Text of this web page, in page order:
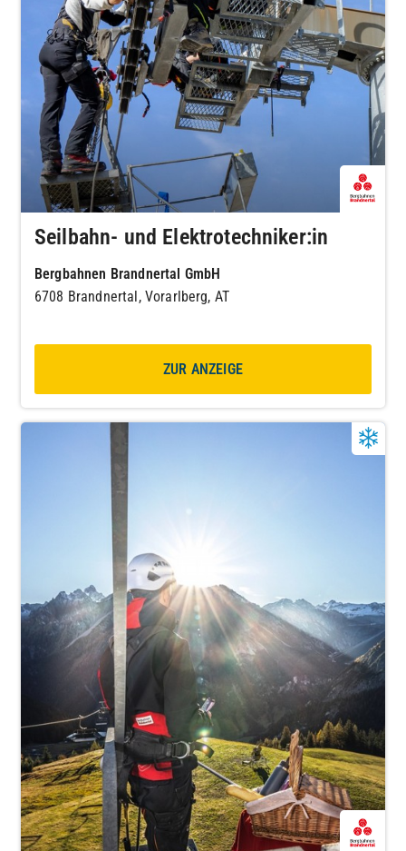
Seilbahn- und Elektrotechniker:in
Bergbahnen Brandnertal GmbH
6708 Brandnertal, Vorarlberg, AT
ZUR ANZEIGE